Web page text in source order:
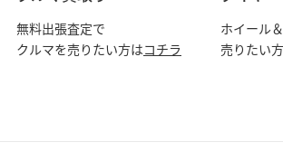
無料出張査定で
クルマを売りたい方はコチラ
ホイール
売りたい